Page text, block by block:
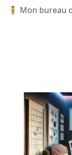
🧍 Mon bureau